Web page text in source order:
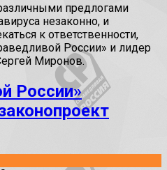
предлогами
незаконно, и
к ответственности,
России» и лидер
Миронов.
России»